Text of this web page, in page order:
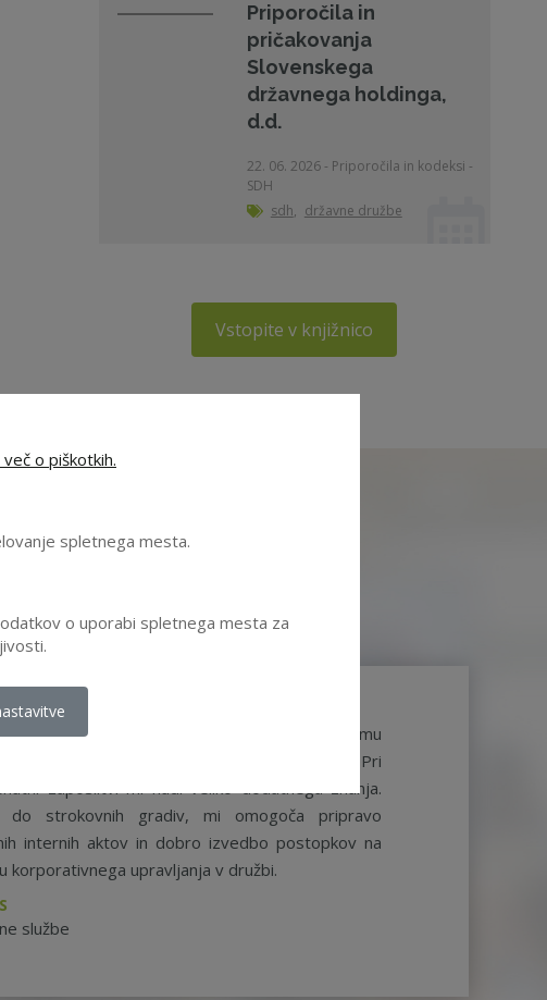
Priporočila in
pričakovanja
Slovenskega
državnega holdinga,
d.d.
22. 06. 2026 - Priporočila in kodeksi -
SDH
sdh, državne družbe
Vstopite v knjižnico
v ZNS je pripomoglo k mojemu strokovnemu
na področju korporativnega upravljanja. Pri
zaposlitvi mi nudi veliko dodatnega znanja.
do strokovnih gradiv, mi omogoča pripravo
internih aktov in dobro izvedbo postopkov na
korporativnega upravljanja v družbi.
službe
o piškotkih.
spletnega mesta.
o uporabi spletnega mesta za